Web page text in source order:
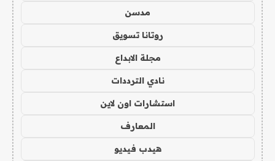
مدسن
روتانا تسويق
مجلة الابداع
نادي الترددات
استشارات اون لاين
المعارف
هيدب فيديو